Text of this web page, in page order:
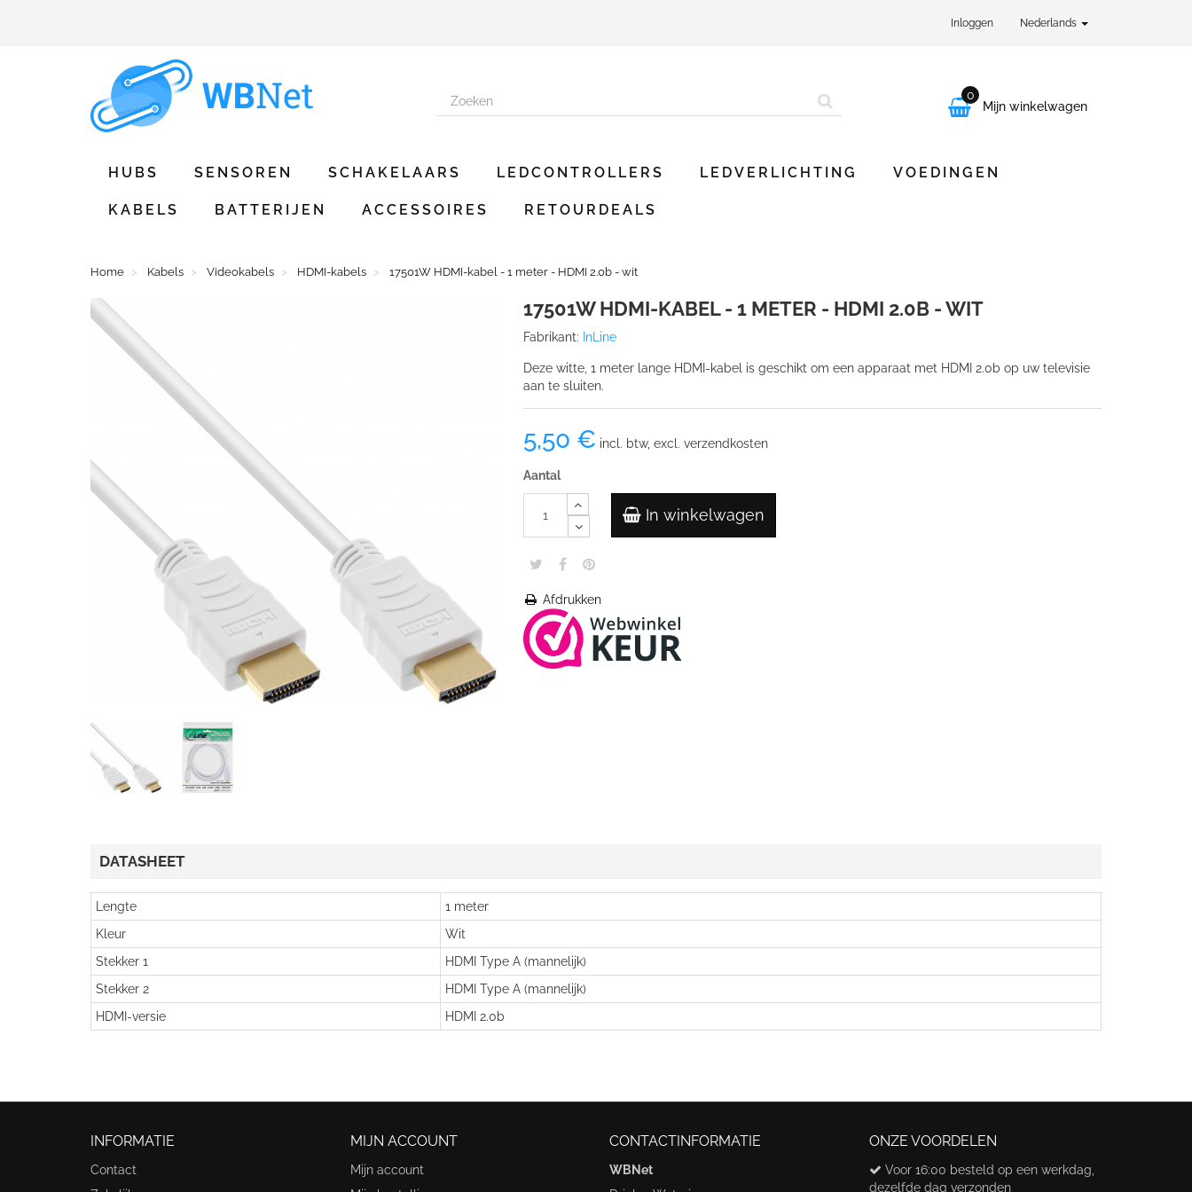
Inloggen Nederlands

0
Mijn winkelwagen
HUBS SENSOREN SCHAKELAARS LEDCONTROLLERS LEDVERLICHTING VOEDINGEN
KABELS BATTERIJEN ACCESSOIRES RETOURDEALS
Home Kabels Videokabels HDMI-kabels 17501W HDMI-kabel - 1 meter - HDMI 2.0b - wit
17501W HDMI-KABEL - 1 METER - HDMI 2.0B - WIT
Fabrikant: InLine
Deze witte, 1 meter lange HDMI-kabel is geschikt om een apparaat met HDMI 2.0b op uw televisie
aan te sluiten.
5,50 € incl. btw, excl. verzendkosten
Aantal
In winkelwagen
Afdrukken
DATASHEET
Lengte
1 meter
Kleur
Wit
Stekker 1
HDMI Type A (mannelijk)
Stekker 2
HDMI Type A (mannelijk)
HDMI-versie
HDMI 2.0b
INFORMATIE
Contact
MIJN ACCOUNT
Mijn account
CONTACTINFORMATIE
WBNet
ONZE VOORDELEN
Voor 16:00 besteld op een werkdag,
dezelfde dag verzonden